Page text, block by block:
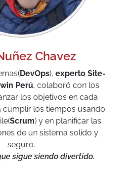
Chavez
DevOps), experto Site-
Perú, colaboró con los
los objetivos en cada
cumplir los tiempos usando
Scrum) y en planificar las
de un sistema solido y
seguro.
sigue siendo divertido.